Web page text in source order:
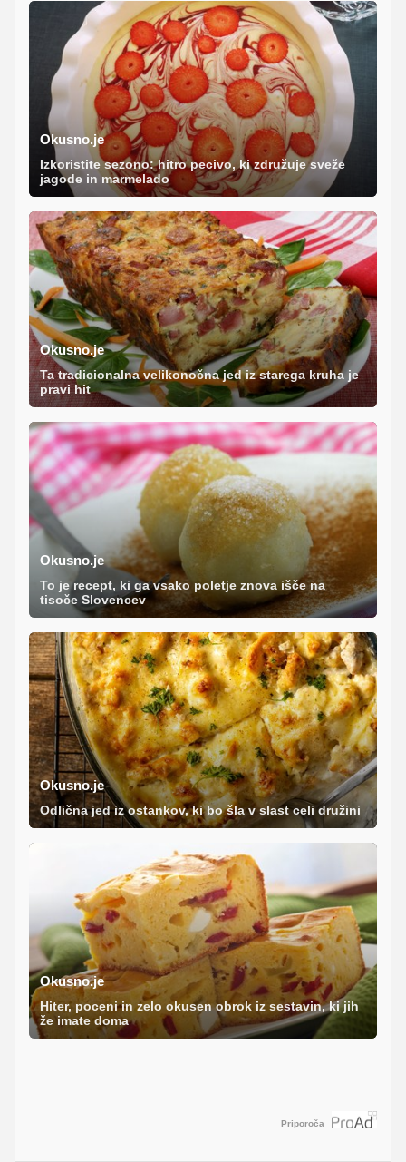
Okusno.je
Izkoristite sezono: hitro pecivo, ki združuje sveže
jagode in marmelado
Okusno.je
Ta tradicionalna velikonočna jed iz starega kruha je
pravi hit
Okusno.je
To je recept, ki ga vsako poletje znova išče na
tisoče Slovencev
Okusno.je
Odlična jed iz ostankov, ki bo šla v slast celi družini
Okusno.je
Hiter, poceni in zelo okusen obrok iz sestavin, ki jih
že imate doma
Priporoča